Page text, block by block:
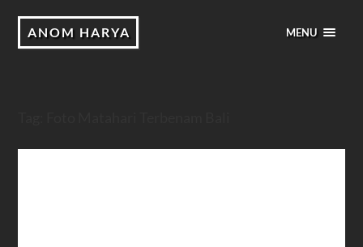
ANOM HARYA MENU